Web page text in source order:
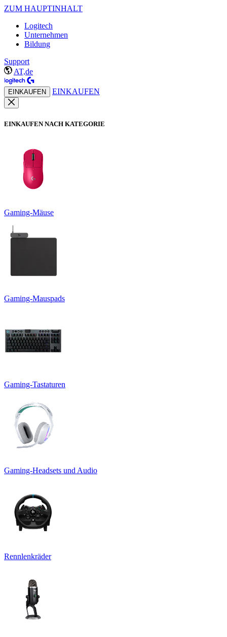
ZUM HAUPTINHALT
Logitech
Unternehmen
Bildung
Support
AT,de
EINKAUFEN EINKAUFEN
EINKAUFEN NACH KATEGORIE
Gaming-Mäuse
Gaming-Mauspads
Gaming-Tastaturen
Gaming-Headsets und Audio
Rennlenkräder